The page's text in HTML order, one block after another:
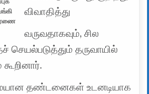
விவாதித்து
வருவதாகவும், சில
செயல்படுத்தும் தருவாயில்
தண்டனைகள் உடனடியாக